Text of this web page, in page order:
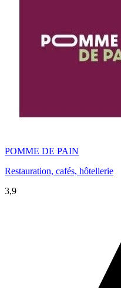
POMME DE PAIN
Restauration, cafés, hôtellerie
3,9